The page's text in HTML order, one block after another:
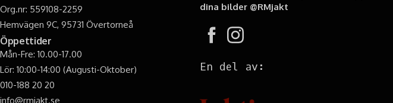
Org.nr: 559108-2259
Hemvägen 9C, 95731 Övertorneå
Öppettider
Mån-Fre: 10.00-17.00
Lör: 10:00-14:00 (Augusti-Oktober)
010-188 20 20
info@rmjakt.se
dina bilder @RMjakt
En del av: